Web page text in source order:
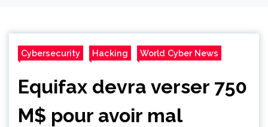
Cybersecurity Hacking World Cyber News
Equifax devra verser 750
M$ pour avoir mal